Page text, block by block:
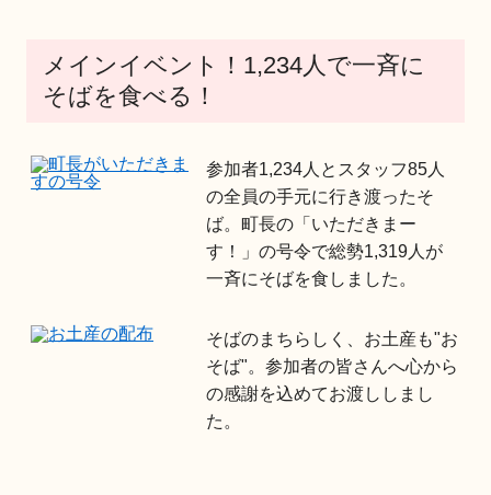
メインイベント！1,234人で一斉に
そばを食べる！
参加者1,234人とスタッフ85人
の全員の手元に行き渡ったそ
ば。町長の「いただきまー
す！」の号令で総勢1,319人が
一斉にそばを食しました。
そばのまちらしく、お土産も"お
そば"。参加者の皆さんへ心から
の感謝を込めてお渡ししまし
た。